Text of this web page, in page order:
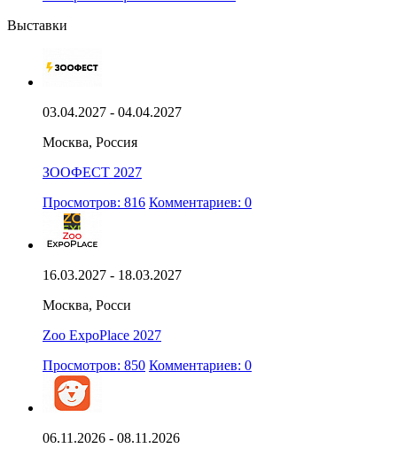
Выставки
03.04.2027 - 04.04.2027
Москва, Россия
ЗООФЕСТ 2027
Просмотров: 816 Комментариев: 0
16.03.2027 - 18.03.2027
Москва, Росси
Zoo ExpoPlace 2027
Просмотров: 850 Комментариев: 0
06.11.2026 - 08.11.2026